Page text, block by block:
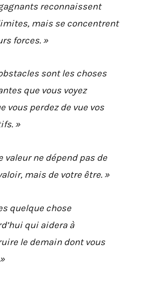
reconnaissent
mais se concentrent
forces. »
sont les choses
que vous voyez
vous perdez de vue vos
»
valeur ne dépend pas de
mais de votre être. »
quelque chose
qui aidera à
le demain dont vous